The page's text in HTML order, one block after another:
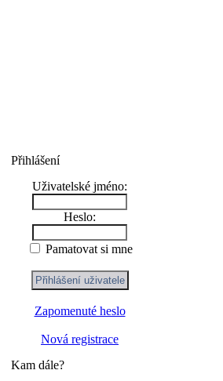
Přihlášení
Uživatelské jméno:
Heslo:
Pamatovat si mne
Zapomenuté heslo
Nová registrace
Kam dále?